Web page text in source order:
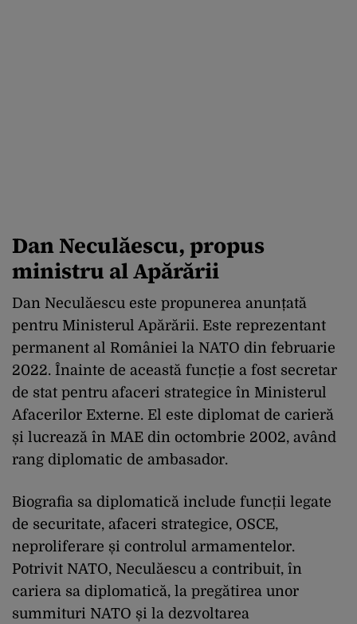
Dan Neculăescu, propus
ministru al Apărării
Dan Neculăescu este propunerea anunțată
pentru Ministerul Apărării. Este reprezentant
permanent al României la NATO din februarie
2022. Înainte de această funcție a fost secretar
de stat pentru afaceri strategice în Ministerul
Afacerilor Externe. El este diplomat de carieră
și lucrează în MAE din octombrie 2002, având
rang diplomatic de ambasador.
Biografia sa diplomatică include funcții legate
de securitate, afaceri strategice, OSCE,
neproliferare și controlul armamentelor.
Potrivit NATO, Neculăescu a contribuit, în
cariera sa diplomatică, la pregătirea unor
summituri NATO și la dezvoltarea